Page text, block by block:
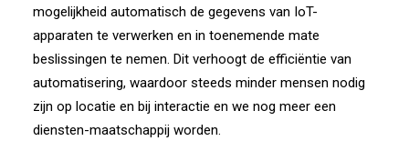
mogelijkheid automatisch de gegevens van IoT-
apparaten te verwerken en in toenemende mate
beslissingen te nemen. Dit verhoogt de efficiëntie van
automatisering, waardoor steeds minder mensen nodig
zijn op locatie en bij interactie en we nog meer een
diensten-maatschappij worden.